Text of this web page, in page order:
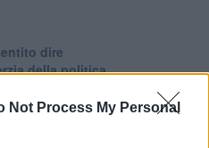
Not Process My Personal
dire
della politica